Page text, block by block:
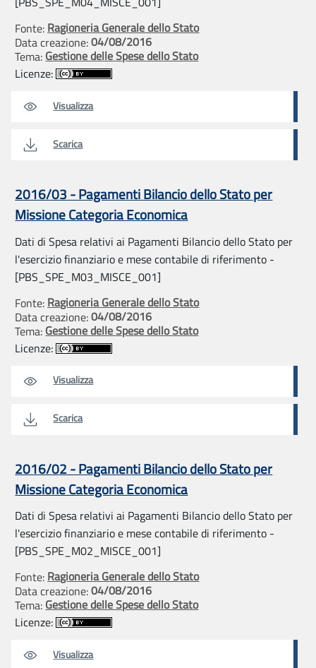
Fonte: Ragioneria Generale dello Stato
Data creazione:04/08/2016
Tema: Gestione delle Spese dello Stato
Licenze:
Visualizza
Scarica
2016/03 - Pagamenti Bilancio dello Stato per
Missione Categoria Economica
Dati di Spesa relativi ai Pagamenti Bilancio dello Stato per
l'esercizio finanziario e mese contabile di riferimento -
[PBS_SPE_M03_MISCE_001]
Fonte: Ragioneria Generale dello Stato
Data creazione:04/08/2016
Tema: Gestione delle Spese dello Stato
Licenze:
Visualizza
Scarica
2016/02 - Pagamenti Bilancio dello Stato per
Missione Categoria Economica
Dati di Spesa relativi ai Pagamenti Bilancio dello Stato per
l'esercizio finanziario e mese contabile di riferimento -
[PBS_SPE_M02_MISCE_001]
Fonte: Ragioneria Generale dello Stato
Data creazione:04/08/2016
Tema: Gestione delle Spese dello Stato
Licenze:
Visualizza